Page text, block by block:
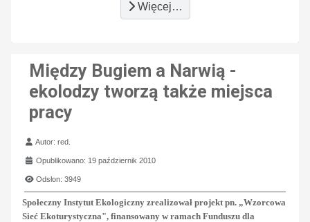
Więcej…
Między Bugiem a Narwią -
ekolodzy tworzą także miejsca
pracy
Szczegóły
Autor:red.
Opublikowano: 19 październik 2010
Odsłon: 3949
Społeczny Instytut Ekologiczny zrealizował projekt pn. „Wzorcowa
Sieć Ekoturystyczna", finansowany w ramach Funduszu dla